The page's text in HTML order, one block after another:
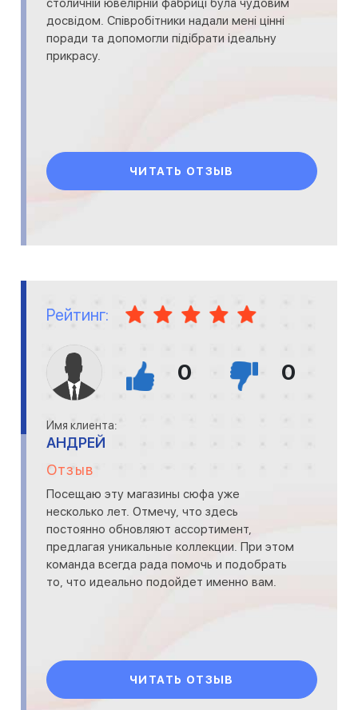
столичній ювелірній фабриці була чудовим
досвідом. Співробітники надали мені цінні
поради та допомогли підібрати ідеальну
прикрасу.
ЧИТАТЬ ОТЗЫВ
Рейтинг:
0 0
Имя клиента:
АНДРЕЙ
Отзыв
Посещаю эту магазины сюфа уже
несколько лет. Отмечу, что здесь
постоянно обновляют ассортимент,
предлагая уникальные коллекции. При этом
команда всегда рада помочь и подобрать
то, что идеально подойдет именно вам.
ЧИТАТЬ ОТЗЫВ